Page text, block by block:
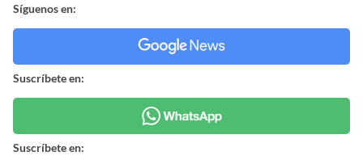
Síguenos en:
Suscríbete en:
Suscríbete en: